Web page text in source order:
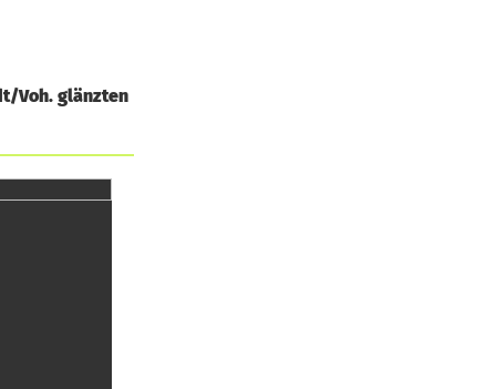
Voh. glänzten